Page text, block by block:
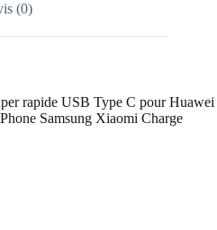
(0)
rapide USB Type C pour Huawei
Samsung Xiaomi Charge